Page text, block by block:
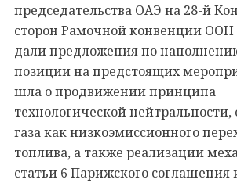
председательства ОАЭ на 28-й
сторон Рамочной конвенции
дали предложения по
позиции на предстоящих
шла о продвижении принципа
технологической нейтральности,
газа как низкоэмиссионного
топлива, а также реализации
статьи 6 Парижского соглашения